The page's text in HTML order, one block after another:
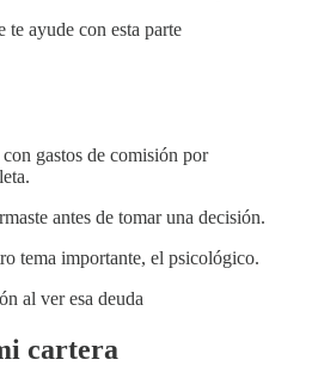
te ayude con esta parte
gastos de comisión por
antes de tomar una decisión.
tema importante, el psicológico.
al ver esa deuda
cartera